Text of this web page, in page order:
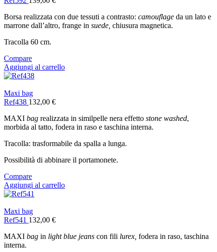
Borsa realizzata con due tessuti a contrasto: camouflage da un lato e
marrone dall’altro, frange in suede, chiusura magnetica.
Tracolla 60 cm.
Compare
Aggiungi al carrello
Maxi bag
Ref438 132,00 €
MAXI bag realizzata in similpelle nera effetto stone washed,
morbida al tatto, fodera in raso e taschina interna.
Tracolla: trasformabile da spalla a lunga.
Possibilità di abbinare il portamonete.
Compare
Aggiungi al carrello
Maxi bag
Ref541 132,00 €
MAXI bag in light blue jeans con fili lurex, fodera in raso, taschina
interna.